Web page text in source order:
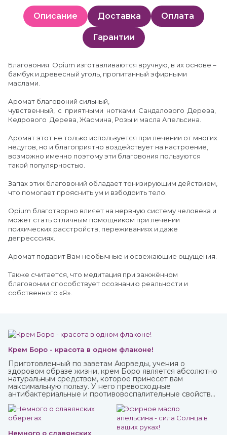
Описание Доставка Оплата
Гарантии
Благовония Opium изготавливаются вручную, в их основе –
бамбук и древесный уголь, пропитанный эфирными
маслами.
Аромат благовоний сильный,
чувственный, с приятными нотками Сандалового Дерева,
Кедрового Дерева, Жасмина, Розы и масла Апельсина.
Аромат этот не только используется при лечении от многих
недугов, но и благоприятно воздействует на настроение,
возможно именно поэтому эти благовония пользуются
такой популярностью.
Запах этих благовоний обладает тонизирующим действием,
что помогает прояснить ум и взбодрить тело.
Opium благотворно влияет на нервную систему человека и
может стать отличным помощником при лечении
психических расстройств, переживаниях и даже
депресссиях.
Аромат подарит Вам необычные и освежающие ощущения.
Также считается, что медитация при зажжённом
благовонии способствует осознанию реальности и
собственного «Я».
Крем Боро - красота в одном флаконе!
Приготовленный по заветам Аюрведы, учения о
здоровом образе жизни, крем Боро является абсолютно
натуральным средством, которое принесет вам
максимальную пользу. У него превосходные
антибактериальные и противовоспалительные свойства,
и ранки на коже, ожоги, грибковые заболевания, герпес.
Немного о славянских